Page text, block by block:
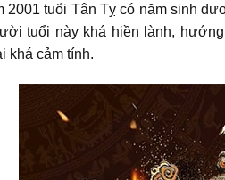
2001 tuổi Tân Tỵ có năm sinh
tuổi này khá hiền lành,
khá cảm tính.